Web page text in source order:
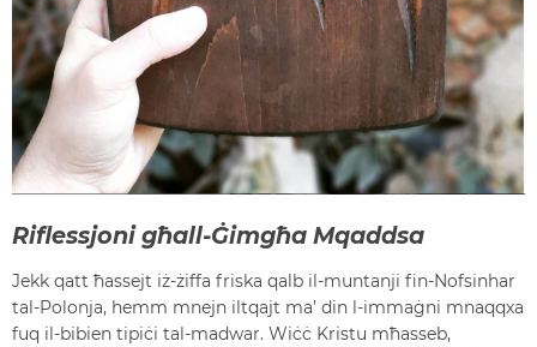
Riflessjoni għall-Ġimgħa Mqaddsa
Jekk qatt ħassejt iż-żiffa friska qalb il-muntanji fin-Nofsinhar
tal-Polonja, hemm mnejn iltqajt ma’ din l-immaġni mnaqqxa
fuq il-bibien tipiċi tal-madwar. Wiċċ Kristu mħasseb,